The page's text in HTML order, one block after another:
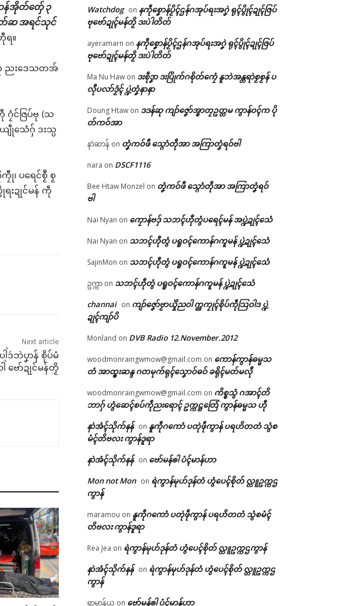
ဒပ်ဆီမန် (Mon Blood
ာန်အိုတ်တှ်ေ ၃
တ်ဆ အရင်သုင်
။
ညးဒေသတအ်
င်ဇြပ်ဗု (သ
သေံဂှ် ဒးသ္ပ
၊ ပရေင်စၟဳ စၟ
းဍုင်မန် ကဵု
Next article
ဒဴဘဲပၞာန် စိုပ်မံ
ဗော်ဍုင်မန်တၟိ
Watchdog on နကဵုစၞောန်ပၟိၚ်ဌန်ဂအုပ်ရးအဂၞဲ ရုၚ်ပွိုၚ်ဍုၚ်ဇြပ်
ဗုဗော်ဍုၚ်မန်တၟိ ဒးပဲါတိတ်
ayeramarn on နကဵုစၞောန်ပၟိၚ်ဌန်ဂအုပ်ရးအဂၞဲ ရုၚ်ပွိုၚ်ဍုၚ်ဇြပ်
ဗုဗော်ဍုၚ်မန်တၟိ ဒးပဲါတိတ်
Ma Nu Haw on ဒးစဵုဒၞာ ဒးပြိုက်ဂစိုတ်ကၠေံ နူဘဲအန္တရာဲစၟစၟန် ပ
လီုပလာ်ဒၟံၚ် ပ္ဍဲတၞံနာနာ
Doung Htaw on ဒဒန်ဆု ကျာ်ဇၞော်အ္စာတၠဥတ္တမ ကွာန်ဝၚ်က ပို
တ်ကဝ်အာ
နာဲဆာန် on တၞံကဝ်ဖီ သ္ဂောံတဵုအာ အကြာတၞံရဝ်ဗါ
nara on DSCF1116
Bee Htaw Monzel on တၞံကဝ်ဖီ သ္ဂောံတဵုအာ အကြာတၞံရဝ်
ဗါ
Nai Nyan on ကၠောန်ဗဒှ် သဘၚ်ဟီုတွံပရေၚ်မန် အပ္ဍဲဍုၚ်သေံ
Nai Nyan on သဘၚ်ဟီုတွံ ပရူဝၚ်ကောန်ဂကူမန် ပ္ဍဲဍုၚ်သေံ
SajinMon on သဘၚ်ဟီုတွံ ပရူဝၚ်ကောန်ဂကူမန် ပ္ဍဲဍုၚ်သေံ
ဥက္ကာ on သဘၚ်ဟီုတွံ ပရူဝၚ်ကောန်ဂကူမန် ပ္ဍဲဍုၚ်သေံ
channai on ကျာ်ဇၞော်ဗၟာယှိုဲညဝါ က္ညကၠုၚ်စိုပ်ကဵုသြဝါဒ ပ္ဍဲ
ဍုၚ်ကျာ်ပိ
Monland on DVB Radio 12.November.2012
woodmonraingwmow@gmail.com on ကောန်ကွာန်ဓမ္မသ
တံ အာထ္ၜးဆန္ဒ ဂတမုက်ရုၚ်သၞောဝ်ဓဝ် ခရိုၚ်မတ်မလီု
woodmonraingwmow@gmail.com on ကိစ္စသွံ ဂအာၚ်တိ
ဘာဂှ် ဟွံဆေၚ်စပ်ကဵုညးရောၚ် ဥက္ကဋ္ဌတြေံ ကွာန်ဓမ္မသ ဟီု
နာဲအံၚ်သိုက်နန် on နူကဵုဂကောံ ပတုဲဖဵုကွာန် ပရဟိတတံ သွံစ
မံၚ်တိဗလး ကွာန်ဒူရာ
နာဲအံၚ်သိုက်နန် on ဗော်မန်ၜါ ပံၚ်မာန်ဟာ
Mon not Mon on ရဲကွာန်မုဟ်ဒုန်တံ ဟွံပေၚ်စိုတ် လ္တူဥက္ကဌ
ကွာန်
maramou on နူကဵုဂကောံ ပတုဲဖဵုကွာန် ပရဟိတတံ သွံစမံၚ်
တိဗလး ကွာန်ဒူရာ
Rea Jea on ရဲကွာန်မုဟ်ဒုန်တံ ဟွံပေၚ်စိုတ် လ္တူဥက္ကဌကွာန်
နာဲအံၚ်သိုက်နန် on ရဲကွာန်မုဟ်ဒုန်တံ ဟွံပေၚ်စိုတ် လ္တူဥက္ကဌ
ကွာန်
ရာမာန်ယ on ဗော်မန်ၜါ ပံၚ်မာန်ဟာ